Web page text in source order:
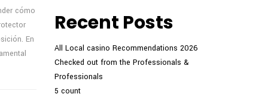
cómo
En
Recent Posts
All Local casino Recommendations 2026
Checked out from the Professionals &
Professionals
5 count